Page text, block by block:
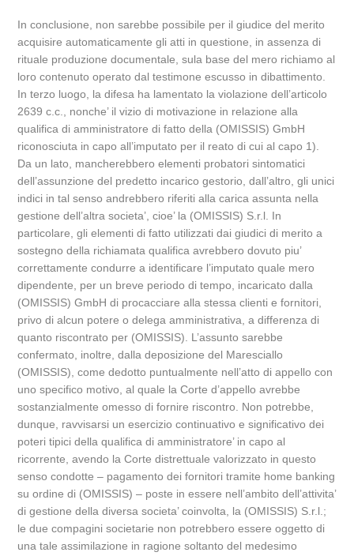
In conclusione, non sarebbe possibile per il giudice del merito
acquisire automaticamente gli atti in questione, in assenza di
rituale produzione documentale, sula base del mero richiamo al
loro contenuto operato dal testimone escusso in dibattimento.
In terzo luogo, la difesa ha lamentato la violazione dell’articolo
2639 c.c., nonche’ il vizio di motivazione in relazione alla
qualifica di amministratore di fatto della (OMISSIS) GmbH
riconosciuta in capo all’imputato per il reato di cui al capo 1).
Da un lato, mancherebbero elementi probatori sintomatici
dell’assunzione del predetto incarico gestorio, dall’altro, gli unici
indici in tal senso andrebbero riferiti alla carica assunta nella
gestione dell’altra societa’, cioe’ la (OMISSIS) S.r.l. In
particolare, gli elementi di fatto utilizzati dai giudici di merito a
sostegno della richiamata qualifica avrebbero dovuto piu’
correttamente condurre a identificare l’imputato quale mero
dipendente, per un breve periodo di tempo, incaricato dalla
(OMISSIS) GmbH di procacciare alla stessa clienti e fornitori,
privo di alcun potere o delega amministrativa, a differenza di
quanto riscontrato per (OMISSIS). L’assunto sarebbe
confermato, inoltre, dalla deposizione del Maresciallo
(OMISSIS), come dedotto puntualmente nell’atto di appello con
uno specifico motivo, al quale la Corte d’appello avrebbe
sostanzialmente omesso di fornire riscontro. Non potrebbe,
dunque, ravvisarsi un esercizio continuativo e significativo dei
poteri tipici della qualifica di amministratore’ in capo al
ricorrente, avendo la Corte distrettuale valorizzato in questo
senso condotte – pagamento dei fornitori tramite home banking
su ordine di (OMISSIS) – poste in essere nell’ambito dell’attivita’
di gestione della diversa societa’ coinvolta, la (OMISSIS) S.r.l.;
le due compagini societarie non potrebbero essere oggetto di
una tale assimilazione in ragione soltanto del medesimo